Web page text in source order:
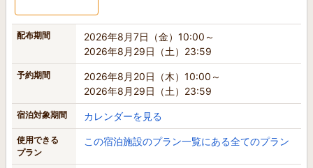
配布期間
2026年8月7日（金）10:00～
2026年8月29日（土）23:59
予約期間
2026年8月20日（木）10:00～
2026年8月29日（土）23:59
宿泊対象期間 カレンダーを見る
使用できる
プラン
この宿泊施設のプラン一覧にある全てのプラン